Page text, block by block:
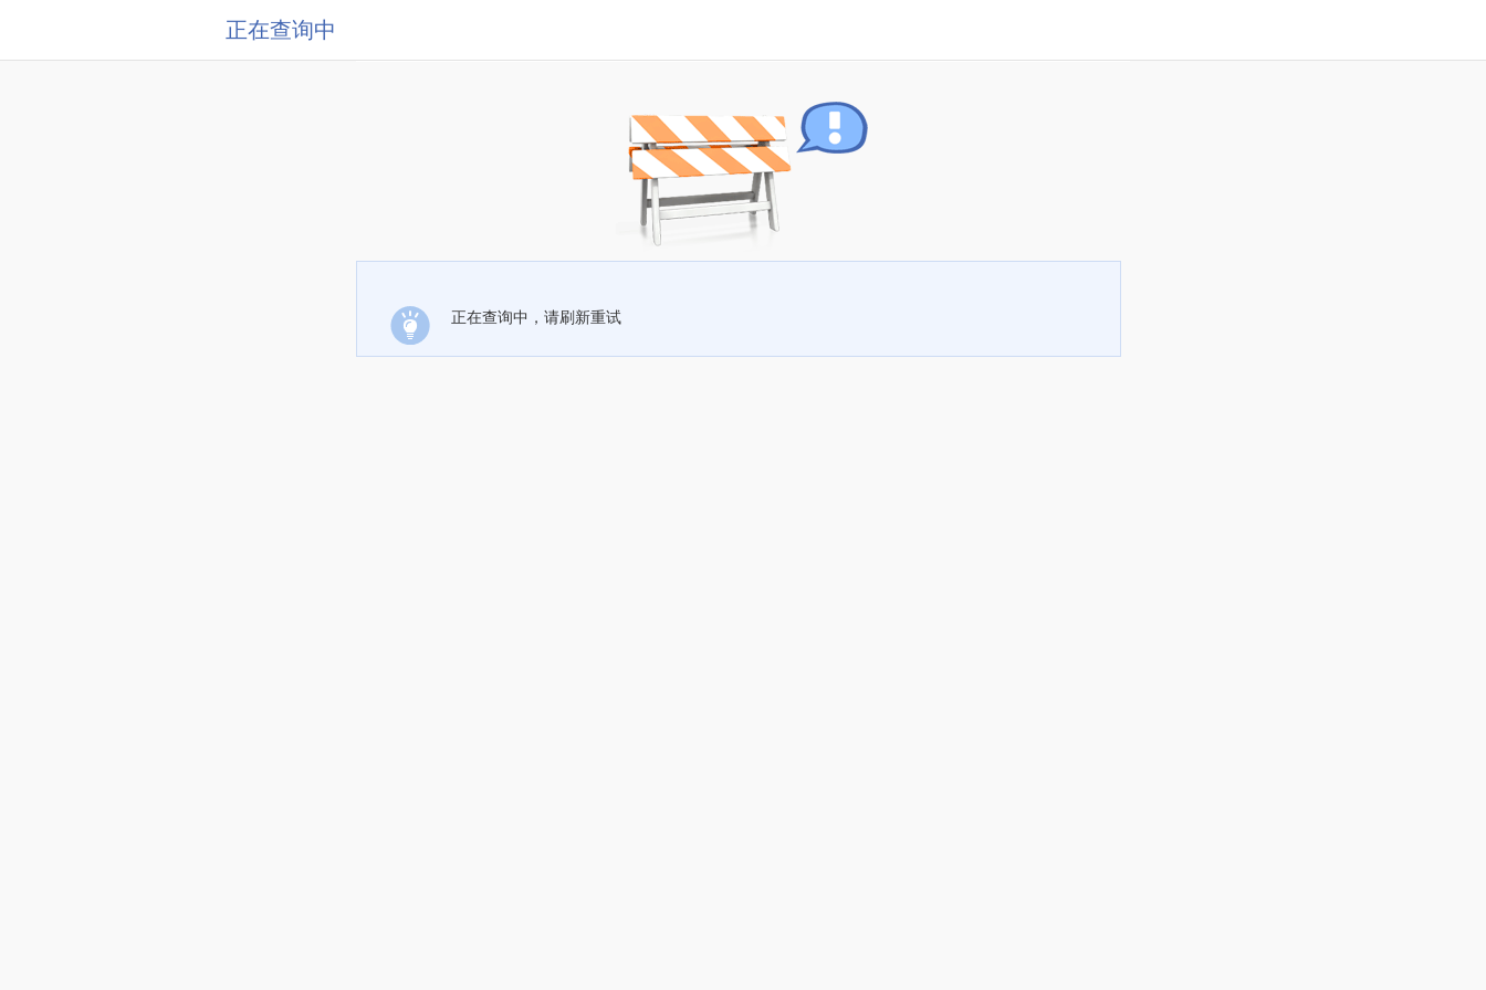
正在查询中
正在查询中，请刷新重试